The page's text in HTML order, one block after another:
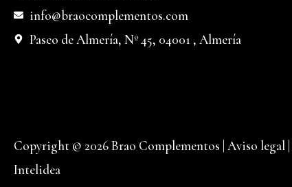
info@braocomplementos.com
Paseo de Almería, Nº 45, 04001 , Almería
Copyright © 2026 Brao Complementos | Aviso legal
Intelidea